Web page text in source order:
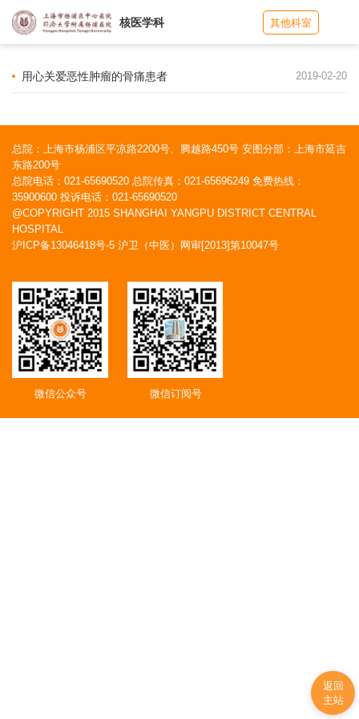
核医学科 其他科室
返回
主站
用心关爱恶性肿瘤的骨痛患者 2019-02-20
总院：上海市杨浦区平凉路2200号、腾越路450号 安图分部：上海市延吉
东路200号
总院电话：021-65690520 总院传真：021-65696249 免费热线：
35900600 投诉电话：021-65690520
@COPYRIGHT 2015 SHANGHAI YANGPU DISTRICT CENTRAL
HOSPITAL
沪ICP备13046418号-5 沪卫（中医）网审[2013]第10047号
微信公众号 微信订阅号